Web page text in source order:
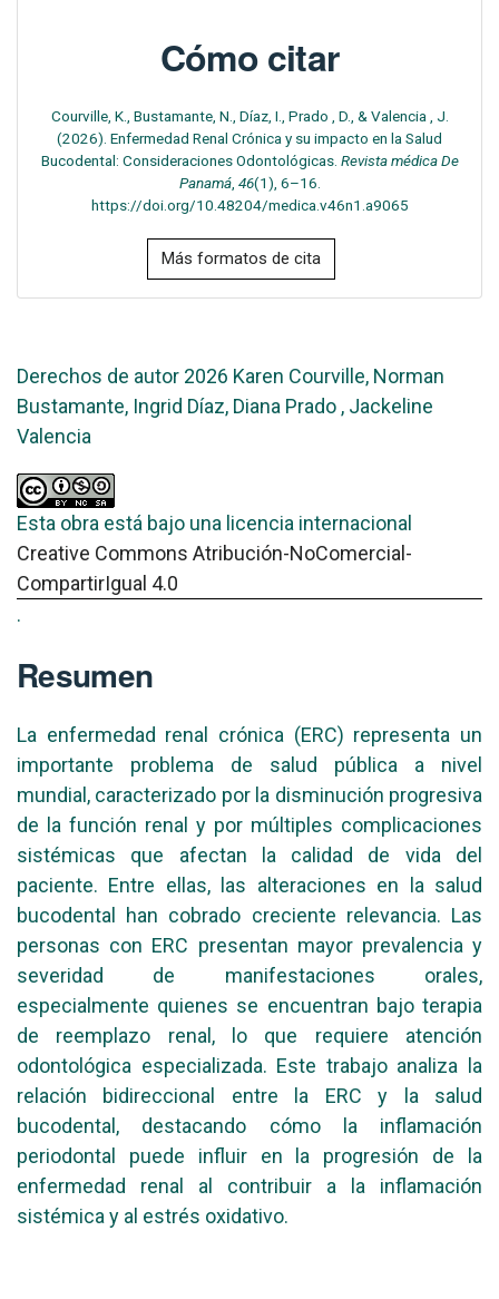
Cómo citar
Courville, K., Bustamante, N., Díaz, I., Prado , D., & Valencia , J.
(2026). Enfermedad Renal Crónica y su impacto en la Salud
Bucodental: Consideraciones Odontológicas. Revista médica De
Panamá, 46(1), 6–16.
https://doi.org/10.48204/medica.v46n1.a9065
Más formatos de cita
Derechos de autor 2026 Karen Courville, Norman
Bustamante, Ingrid Díaz, Diana Prado , Jackeline
Valencia
Esta obra está bajo una licencia internacional
Creative Commons Atribución-NoComercial-
CompartirIgual 4.0
.
Resumen
La enfermedad renal crónica (ERC) representa un
importante problema de salud pública a nivel
mundial, caracterizado por la disminución progresiva
de la función renal y por múltiples complicaciones
sistémicas que afectan la calidad de vida del
paciente. Entre ellas, las alteraciones en la salud
bucodental han cobrado creciente relevancia. Las
personas con ERC presentan mayor prevalencia y
severidad de manifestaciones orales,
especialmente quienes se encuentran bajo terapia
de reemplazo renal, lo que requiere atención
odontológica especializada. Este trabajo analiza la
relación bidireccional entre la ERC y la salud
bucodental, destacando cómo la inflamación
periodontal puede influir en la progresión de la
enfermedad renal al contribuir a la inflamación
sistémica y al estrés oxidativo.